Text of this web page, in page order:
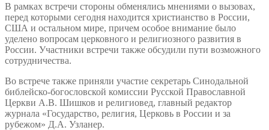
В рамках встречи стороны обменялись мнениями о вызовах,
перед которыми сегодня находится христианство в России,
США и остальном мире, причем особое внимание было
уделено вопросам церковного и религиозного развития в
России. Участники встречи также обсудили пути возможного
сотрудничества.
Во встрече также приняли участие секретарь Синодальной
библейско-богословской комиссии Русской Православной
Церкви А.В. Шишков и религиовед, главный редактор
журнала «Государство, религия, Церковь в России и за
рубежом» Д.А. Узланер.